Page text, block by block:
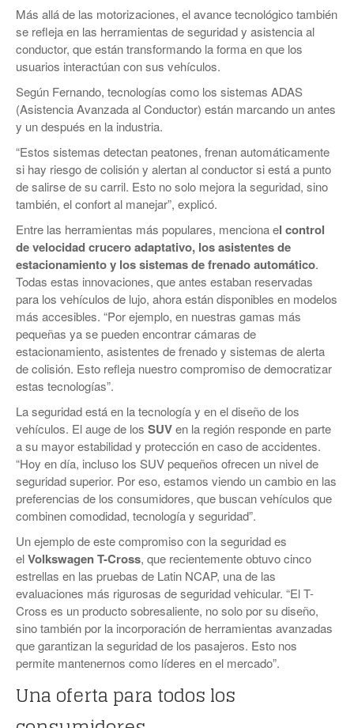
Más allá de las motorizaciones, el avance tecnológico también
se refleja en las herramientas de seguridad y asistencia al
conductor, que están transformando la forma en que los
usuarios interactúan con sus vehículos.
Según Fernando, tecnologías como los sistemas ADAS
(Asistencia Avanzada al Conductor) están marcando un antes
y un después en la industria.
“Estos sistemas detectan peatones, frenan automáticamente
si hay riesgo de colisión y alertan al conductor si está a punto
de salirse de su carril. Esto no solo mejora la seguridad, sino
también, el confort al manejar”, explicó.
Entre las herramientas más populares, menciona el control
de velocidad crucero adaptativo, los asistentes de
estacionamiento y los sistemas de frenado automático.
Todas estas innovaciones, que antes estaban reservadas
para los vehículos de lujo, ahora están disponibles en modelos
más accesibles. “Por ejemplo, en nuestras gamas más
pequeñas ya se pueden encontrar cámaras de
estacionamiento, asistentes de frenado y sistemas de alerta
de colisión. Esto refleja nuestro compromiso de democratizar
estas tecnologías”.
La seguridad está en la tecnología y en el diseño de los
vehículos. El auge de los SUVen la región responde en parte
a su mayor estabilidad y protección en caso de accidentes.
“Hoy en día, incluso los SUV pequeños ofrecen un nivel de
seguridad superior. Por eso, estamos viendo un cambio en las
preferencias de los consumidores, que buscan vehículos que
combinen comodidad, tecnología y seguridad”.
Un ejemplo de este compromiso con la seguridad es
elVolkswagen T-Cross, que recientemente obtuvo cinco
estrellas en las pruebas de Latin NCAP, una de las
evaluaciones más rigurosas de seguridad vehicular. “El T-
Cross es un producto sobresaliente, no solo por su diseño,
sino también por la incorporación de herramientas avanzadas
que garantizan la seguridad de los pasajeros. Esto nos
permite mantenernos como líderes en el mercado”.
Una oferta para todos los